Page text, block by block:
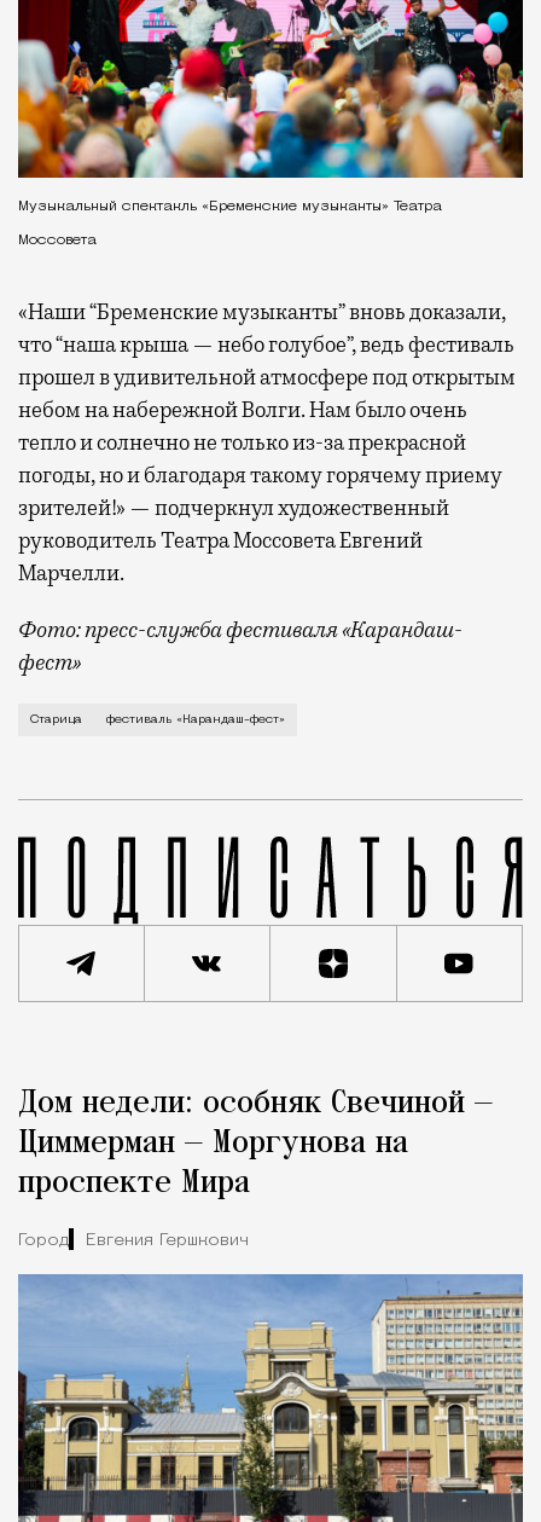
Музыкальный спектакль «Бременские музыканты» Театра
Моссовета
«Наши “Бременские музыканты” вновь доказали,
что “наша крыша — небо голубое”, ведь фестиваль
прошел в удивительной атмосфере под открытым
небом на набережной Волги. Нам было очень
тепло и солнечно не только из-за прекрасной
погоды, но и благодаря такому горячему приему
зрителей!» — подчеркнул художественный
руководитель Театра Моссовета Евгений
Марчелли.
Фото: пресс-служба фестиваля «Карандаш-
фест»
В минувший уикенд маленькая Старица в
Старица фестиваль «Карандаш-фест»
Город
Дом недели: особняк Свечиной —
Циммерман — Моргунова на
проспекте Мира
Город Евгения Гершкович